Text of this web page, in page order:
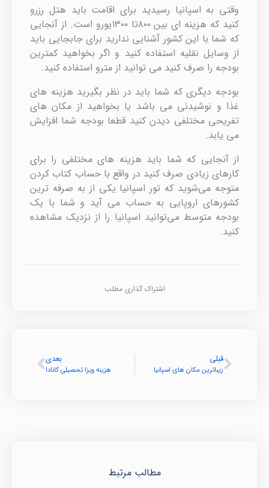
وقتی به اسپانیا رسیدید برای اقامت باید هتل رزرو
کنید که هزینه ای بین ۸۰۰تا ۱۳۰۰یورو است. از آنجایی
که شما با این کشور آشنایی ندارید برای جابجایی باید
از وسایل نقلیه استفاده کنید و اگر بخواهید کمترین
بودجه را صرف کنید می توانید از مترو استفاده کنید.
بودجه دیگری که شما باید در نظر بگیرید هزینه های
غذا و نوشیدنی می باشد یا بخواهید از مکان های
تفریحی مختلفی دیدن کنید قطعا بودجه شما افزایش
می یابد.
از آنجایی که شما باید هزینه های مختلفی را برای
کارهای زیادی صرف کنید در واقع با حساب کتاب کردن
متوجه می‌شوید که تور اسپانیا یکی از به صرفه ترین
کشورهای اروپایی به حساب می آید و شما با یک
بودجه متوسط می‌توانید اسپانیا را از نزدیک مشاهده
کنید.
اشتراک گذاری مطلب
قبلی
زیباترین مکان های اسپانیا
بعدی
هزینه ویزا تحصیلی کانادا
مطالب مرتبط